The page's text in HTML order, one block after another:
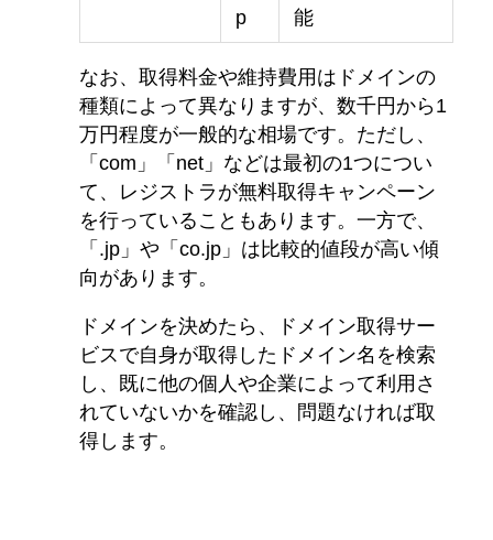
p
能
なお、取得料金や維持費用はドメインの
種類によって異なりますが、数千円から1
万円程度が一般的な相場です。ただし、
「com」「net」などは最初の1つについ
て、レジストラが無料取得キャンペーン
を行っていることもあります。一方で、
「.jp」や「co.jp」は比較的値段が高い傾
向があります。
ドメインを決めたら、ドメイン取得サー
ビスで自身が取得したドメイン名を検索
し、既に他の個人や企業によって利用さ
れていないかを確認し、問題なければ取
得します。